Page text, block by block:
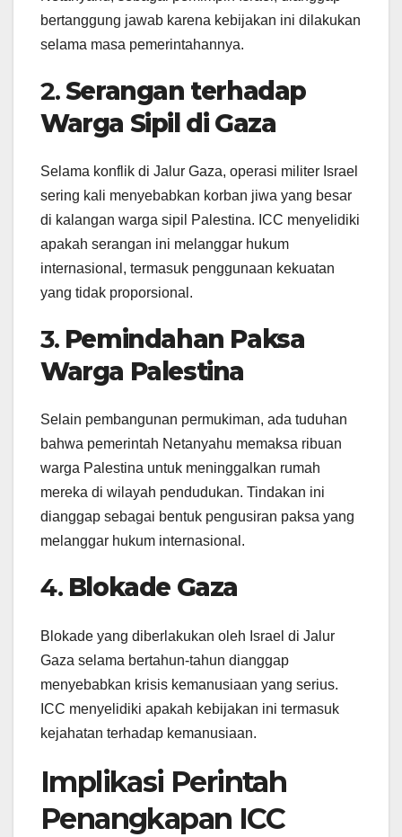
bertanggung jawab karena kebijakan ini dilakukan
selama masa pemerintahannya.
2.Serangan terhadap
Warga Sipil di Gaza
Selama konflik di Jalur Gaza, operasi militer Israel
sering kali menyebabkan korban jiwa yang besar
di kalangan warga sipil Palestina. ICC menyelidiki
apakah serangan ini melanggar hukum
internasional, termasuk penggunaan kekuatan
yang tidak proporsional.
3. Pemindahan Paksa
Warga Palestina
Selain pembangunan permukiman, ada tuduhan
bahwa pemerintah Netanyahu memaksa ribuan
warga Palestina untuk meninggalkan rumah
mereka di wilayah pendudukan. Tindakan ini
dianggap sebagai bentuk pengusiran paksa yang
melanggar hukum internasional.
4. Blokade Gaza
Blokade yang diberlakukan oleh Israel di Jalur
Gaza selama bertahun-tahun dianggap
menyebabkan krisis kemanusiaan yang serius.
ICC menyelidiki apakah kebijakan ini termasuk
kejahatan terhadap kemanusiaan.
Implikasi Perintah
Penangkapan ICC